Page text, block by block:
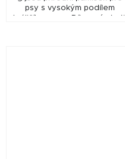
psy s vysokým podílem
králičího masa. Díky své chuti,